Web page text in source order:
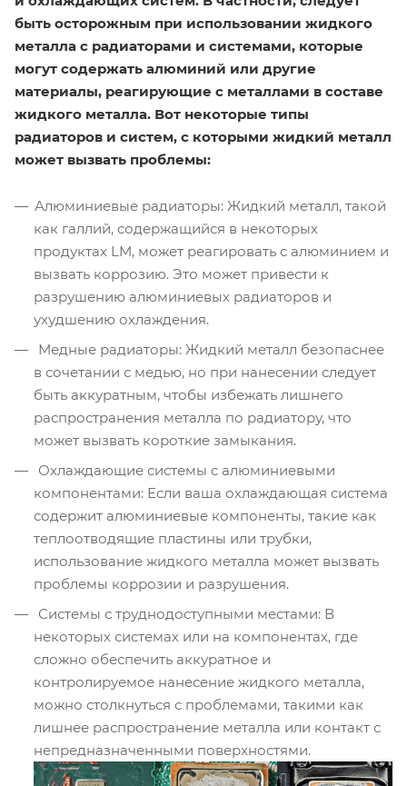
быть осторожным при использовании жидкого
металла с радиаторами и системами, которые
могут содержать алюминий или другие
материалы, реагирующие с металлами в составе
жидкого металла. Вот некоторые типы
радиаторов и систем, с которыми жидкий металл
может вызвать проблемы:
Алюминиевые радиаторы: Жидкий металл, такой
как галлий, содержащийся в некоторых
продуктах LM, может реагировать с алюминием и
вызвать коррозию. Это может привести к
разрушению алюминиевых радиаторов и
ухудшению охлаждения.
Медные радиаторы: Жидкий металл безопаснее
в сочетании с медью, но при нанесении следует
быть аккуратным, чтобы избежать лишнего
распространения металла по радиатору, что
может вызвать короткие замыкания.
Охлаждающие системы с алюминиевыми
компонентами: Если ваша охлаждающая система
содержит алюминиевые компоненты, такие как
теплоотводящие пластины или трубки,
использование жидкого металла может вызвать
проблемы коррозии и разрушения.
Системы с труднодоступными местами: В
некоторых системах или на компонентах, где
сложно обеспечить аккуратное и
контролируемое нанесение жидкого металла,
можно столкнуться с проблемами, такими как
лишнее распространение металла или контакт с
непредназначенными поверхностями.